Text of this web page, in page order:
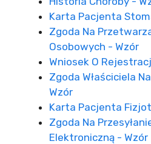
Karta Pacjenta
Zgoda Na
Osobowych - Wzór
Wniosek O
Zgoda Właściciela
Wzór
Karta Pacjenta
Zgoda Na
Elektroniczną - Wzór